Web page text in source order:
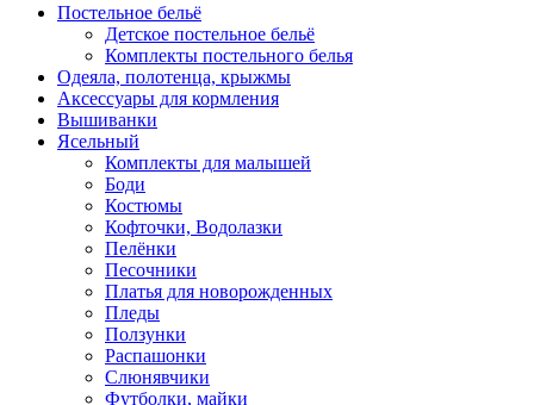
Постельное бельё
Детское постельное бельё
Комплекты постельного белья
Одеяла, полотенца, крыжмы
Аксессуары для кормления
Вышиванки
Ясельный
Комплекты для малышей
Боди
Костюмы
Кофточки, Водолазки
Пелёнки
Песочники
Платья для новорожденных
Пледы
Ползунки
Распашонки
Слюнявчики
Футболки, майки